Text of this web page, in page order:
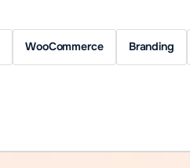
WooCommerce Branding